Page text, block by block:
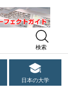
検索
日本の大学